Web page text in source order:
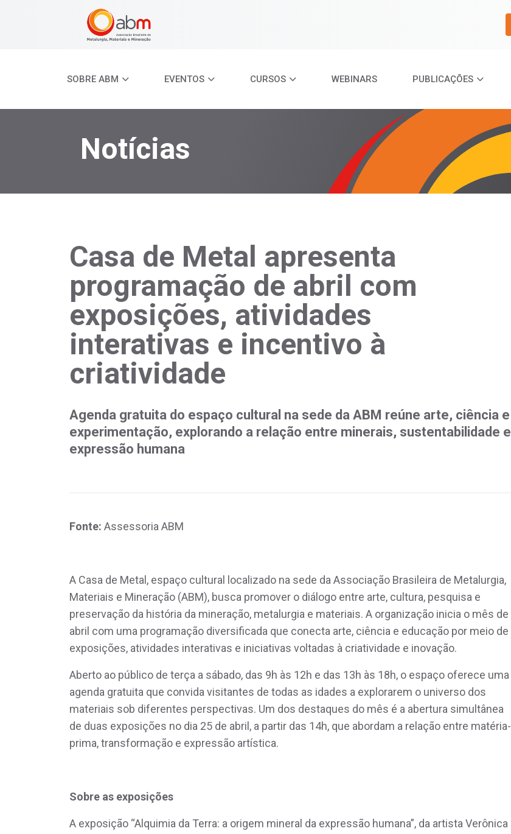
SOBRE ABM EVENTOS CURSOS WEBINARS PUBLICAÇÕES
Notícias
Casa de Metal apresenta
programação de abril com
exposições, atividades
interativas e incentivo à
criatividade
Agenda gratuita do espaço cultural na sede da ABM reúne arte, ciência e
experimentação, explorando a relação entre minerais, sustentabilidade e
expressão humana
Fonte: Assessoria ABM
A Casa de Metal, espaço cultural localizado na sede da Associação Brasileira de Metalurgia,
Materiais e Mineração (ABM), busca promover o diálogo entre arte, cultura, pesquisa e
preservação da história da mineração, metalurgia e materiais. A organização inicia o mês de
abril com uma programação diversificada que conecta arte, ciência e educação por meio de
exposições, atividades interativas e iniciativas voltadas à criatividade e inovação.
Aberto ao público de terça a sábado, das 9h às 12h e das 13h às 18h, o espaço oferece uma
agenda gratuita que convida visitantes de todas as idades a explorarem o universo dos
materiais sob diferentes perspectivas. Um dos destaques do mês é a abertura simultânea
de duas exposições no dia 25 de abril, a partir das 14h, que abordam a relação entre matéria-
prima, transformação e expressão artística.
Sobre as exposições
A exposição “Alquimia da Terra: a origem mineral da expressão humana”, da artista Verônica